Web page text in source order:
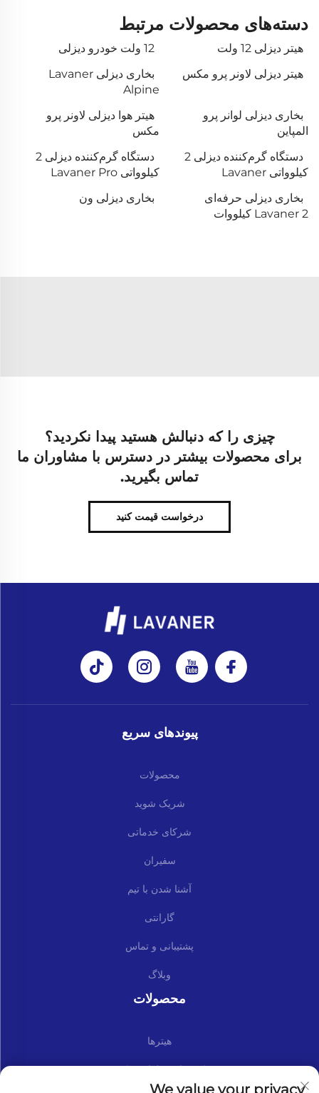
دسته‌های محصولات مرتبط
هیتر دیزلی 12 ولت
12 ولت خودرو دیزلی
هیتر دیزلی لاونر پرو مکس
بخاری دیزلی Lavaner
Alpine
بخاری دیزلی لوانر پرو
المپاین
هیتر هوا دیزلی لاونر پرو
مکس
دستگاه گرم‌کننده دیزلی 2
کیلوواتی Lavaner
دستگاه گرم‌کننده دیزلی 2
کیلوواتی Lavaner Pro
بخاری دیزلی حرفه‌ای
Lavaner 2 کیلووات
بخاری دیزلی ون
چیزی را که دنبالش هستید پیدا نکردید؟
برای محصولات بیشتر در دسترس با مشاوران ما
تماس بگیرید.
درخواست قیمت کنید
پیوندهای سریع
محصولات
شریک شوید
شرکای خدماتی
سفیران
آشنا شدن با تیم
گارانتی
پشتیبانی و تماس
وبلاگ
محصولات
هیترها
کیت‌ها و قطعات یدکی
We value your privacy